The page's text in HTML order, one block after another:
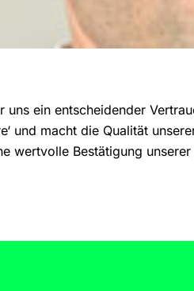
ein entscheidender
und macht die Qualität
wertvolle Bestätigung